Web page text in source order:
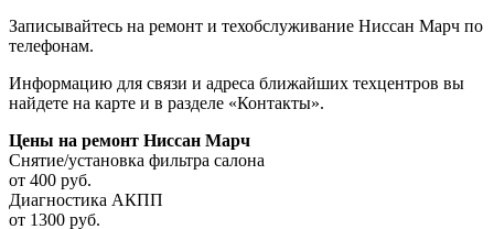
Записывайтесь на ремонт и техобслуживание Ниссан Марч по
телефонам.
Информацию для связи и адреса ближайших техцентров вы
найдете на карте и в разделе «Контакты».
Цены на ремонт Ниссан Марч
Снятие/установка фильтра салона
от 400 руб.
Диагностика АКПП
от 1300 руб.